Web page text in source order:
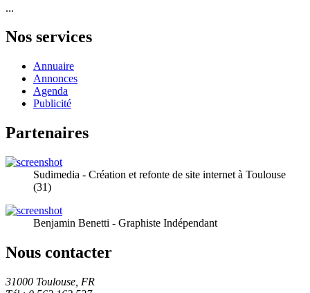
...
Nos services
Annuaire
Annonces
Agenda
Publicité
Partenaires
Sudimedia - Création et refonte de site internet à Toulouse
(31)
Benjamin Benetti - Graphiste Indépendant
Nous contacter
31000 Toulouse, FR